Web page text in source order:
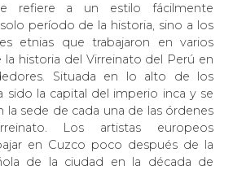
refiere a un estilo fácilmente
período de la historia, sino a los
etnias que trabajaron en varios
historia del Virreinato del Perú en
Situada en lo alto de los
sido la capital del imperio inca y se
la sede de cada una de las órdenes
Los artistas europeos
en Cuzco poco después de la
de la ciudad en la década de